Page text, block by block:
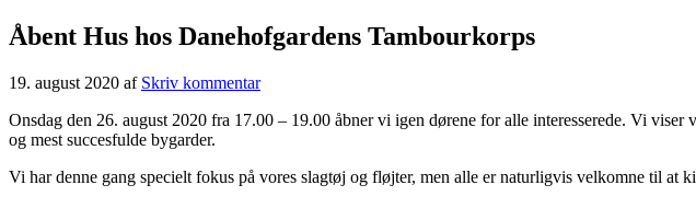
Åbent Hus hos Danehofgardens Tambourkorps
19. august 2020 af Skriv kommentar
Onsdag den 26. august 2020 fra 17.00 – 19.00 åbner vi igen dørene for alle interesserede. Vi
og mest succesfulde bygarder.
Vi har denne gang specielt fokus på vores slagtøj og fløjter, men alle er naturligvis velkomne til at